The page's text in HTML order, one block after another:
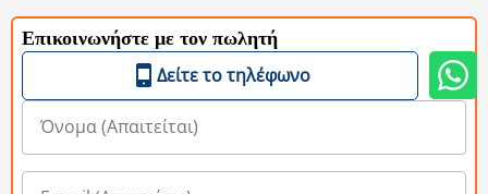
Επικοινωνήστε με τον πωλητή
Δείτε το τηλέφωνο